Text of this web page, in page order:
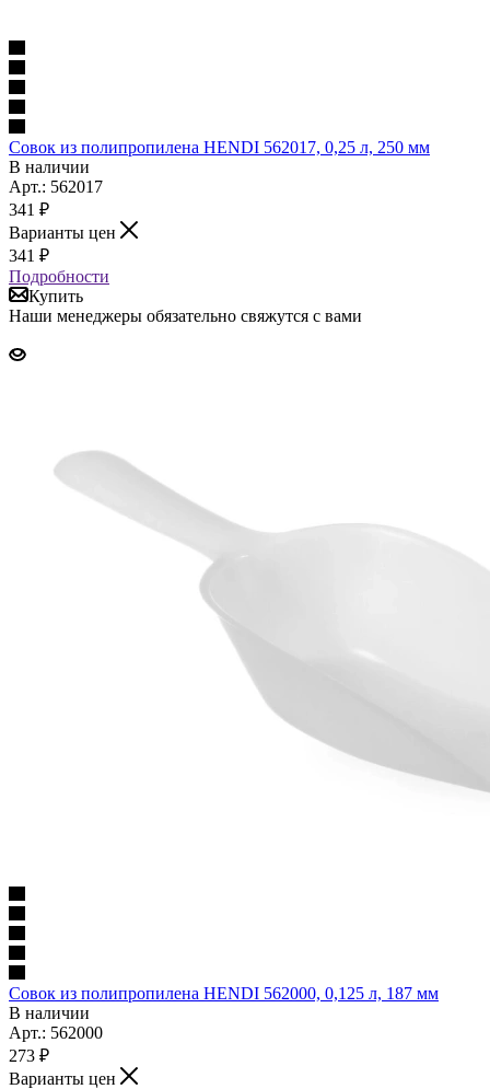
Совок из полипропилена HENDI 562017, 0,25 л, 250 мм
В наличии
Арт.: 562017
341 ₽
Варианты цен
341 ₽
Подробности
Купить
Наши менеджеры обязательно свяжутся с вами
Совок из полипропилена HENDI 562000, 0,125 л, 187 мм
В наличии
Арт.: 562000
273 ₽
Варианты цен